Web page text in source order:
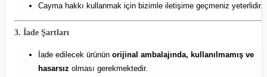
Cayma hakkı kullanmak için bizimle iletişime geçmeniz yeterlidir.
3. İade Şartları
İade edilecek ürünün orijinal ambalajında, kullanılmamış ve
hasarsız olması gerekmektedir.